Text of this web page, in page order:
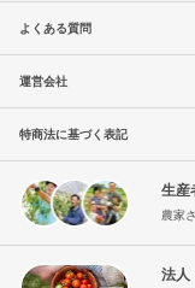
よくある質問
運営会社
特商法に基づく表記
生産
農家
法人